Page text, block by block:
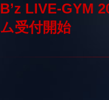
B’z LIVE-GYM
ム受付開始